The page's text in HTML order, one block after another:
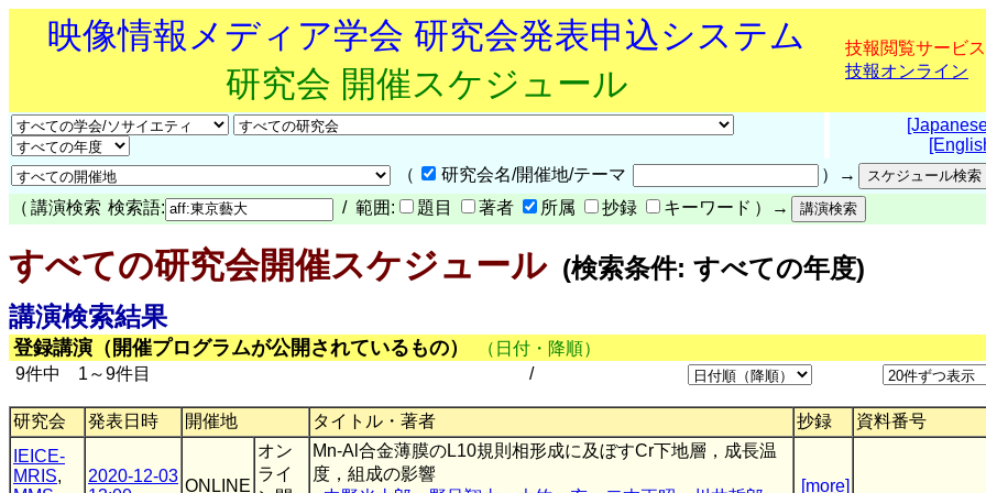
映像情報メディア学会 研究会発表申込システム
研究会 開催スケジュール
技報閲覧サービス
技報オンライン
（
研究会名/開催地/テーマ
）→
（ 講演検索 検索語: / 範囲: 題目 著者 所属 抄録 キーワード ）→
すべての研究会開催スケジュール(検索条件: すべての年度)
講演検索結果
登録講演（開催プログラムが公開されているもの）
（日付・降順）
9件中 1～9件目
/
研究会 発表日時 開催地 タイトル・著者 抄録
資料番号
IEICE-
MRIS,
2020-12-03
ONLINE
オン
ライ
Mn-Al合金薄膜のL10規則相形成に及ぼすCr下地層，成長温
度，組成の影響
[more]